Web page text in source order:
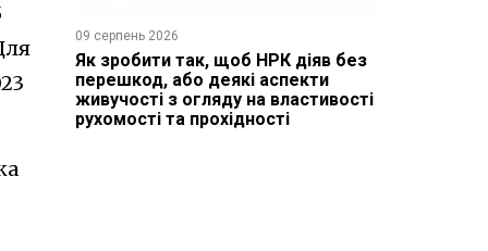
09 серпень 2026
Як зробити так, щоб НРК діяв без
перешкод, або деякі аспекти
живучості з огляду на властивості
рухомості та прохідності